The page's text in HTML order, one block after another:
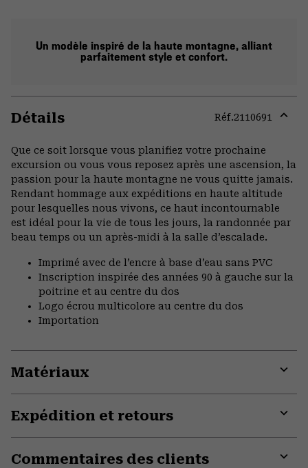
Un modèle inspiré de la haute montagne, alliant
parfaitement style et confort.
Détails Réf.2110691
Que ce soit lorsque vous planifiez votre prochaine
excursion ou vous vous reposez après une ascension, la
passion pour la haute montagne ne vous quitte jamais.
Rendant hommage aux expéditions en haute altitude
pour lesquelles nous vivons, ce haut incontournable
est idéal pour la vie de tous les jours, la randonnée par
beau temps ou un après-midi à la salle d’escalade.
Imprimé avec de l’encre à base d’eau sans PVC
Inscription inspirée des années 90 à gauche sur la
poitrine et au centre du dos
Logo écrou multicolore au centre du dos
Importation
Matériaux
Expédition et retours
Commentaires des clients